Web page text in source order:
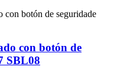
con botón de
SBL08